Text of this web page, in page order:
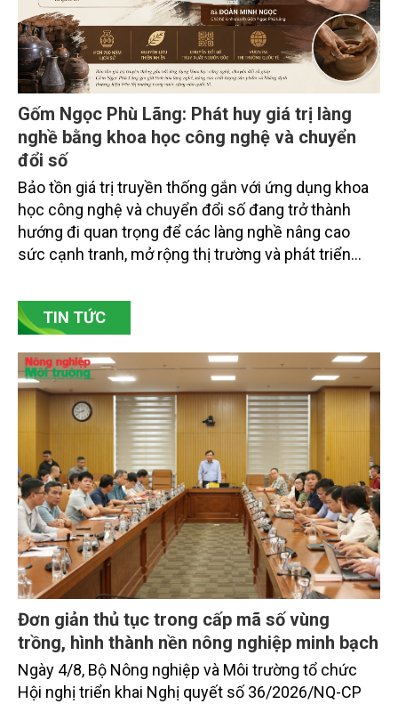
Gốm Ngọc Phù Lãng: Phát huy giá trị làng
nghề bằng khoa học công nghệ và chuyển
đổi số
Bảo tồn giá trị truyền thống gắn với ứng dụng khoa
học công nghệ và chuyển đổi số đang trở thành
hướng đi quan trọng để các làng nghề nâng cao
sức cạnh tranh, mở rộng thị trường và phát triển
Bắc Ninh, nhiều nghệ nhân và cơ sở sản xuất đã
chủ động đổi mới tư duy, đầu tư công nghệ, xây
TIN TỨC
Đơn giản thủ tục trong cấp mã số vùng
trồng, hình thành nền nông nghiệp minh bạch
Ngày 4/8, Bộ Nông nghiệp và Môi trường tổ chức
Hội nghị triển khai Nghị quyết số 36/2026/NQ-CP